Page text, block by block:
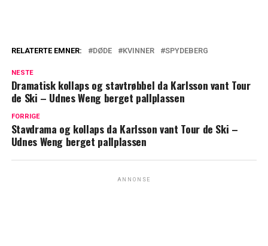
RELATERTE EMNER: DØDE KVINNER SPYDEBERG
NESTE
Dramatisk kollaps og stavtrøbbel da Karlsson vant Tour
de Ski – Udnes Weng berget pallplassen
FORRIGE
Stavdrama og kollaps da Karlsson vant Tour de Ski –
Udnes Weng berget pallplassen
ANNONSE